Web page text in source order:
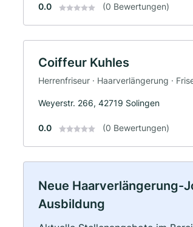
0.0 (0 Bewertungen)
Coiffeur Kuhles
Herrenfriseur · Haarverlängerung ·
Weyerstr. 266, 42719 Solingen
0.0 (0 Bewertungen)
Neue Haarverlängerung-
Ausbildung